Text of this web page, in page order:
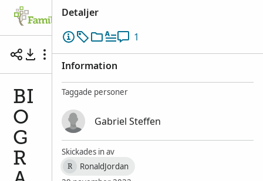
BIOGRAPHY
BI
O
G
R
Detaljer
1
Information
Taggade personer
Gabriel Steffen
Skickades in av
R
RonaldJordan